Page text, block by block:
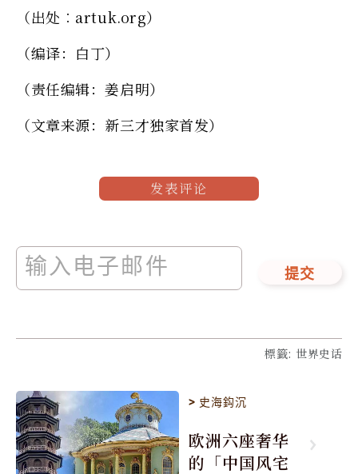
（出处︰artuk.org）
（编译：白丁）
（责任编辑：姜启明）
（文章来源：新三才独家首发）
发表评论
提交
標籤: 世界史话
> 史海鈎沉
欧洲六座奢华
的「中国风宅